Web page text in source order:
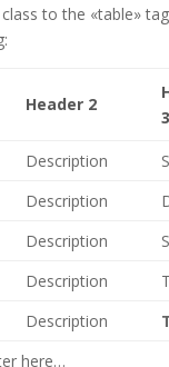
to the «table»
Header 2
3
Description
Description
Description
Description
Description
here…